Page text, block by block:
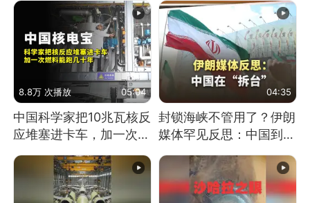
8.8万 次播放 05:04
中国科学家把10兆瓦核反
应堆塞进卡车，加一次燃
04:35
封锁海峡不管用了？伊朗
媒体罕见反思：中国到底